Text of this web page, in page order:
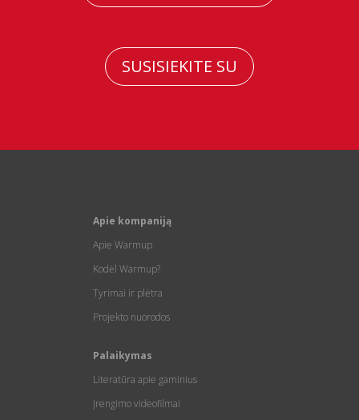
SUSISIEKITE SU
Apie kompaniją
Apie Warmup
Kodėl Warmup?
Tyrimai ir plėtra
Projekto nuorodos
Palaikymas
Literatūra apie gaminius
Įrengimo videofilmai